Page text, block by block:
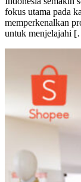
fokus utama pada
memperkenalkan
untuk menjelajahi